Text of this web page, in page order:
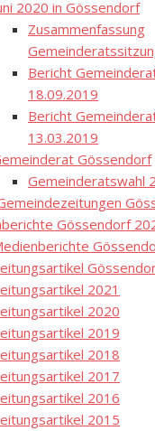
2020 in Gössendorf
Zusammenfassung
Bericht
18.09.2019
Bericht
13.03.2019
Gössendorf
Gemeinderatswahl
Gössendorf
2021
2020
2019
2018
2017
2016
2015